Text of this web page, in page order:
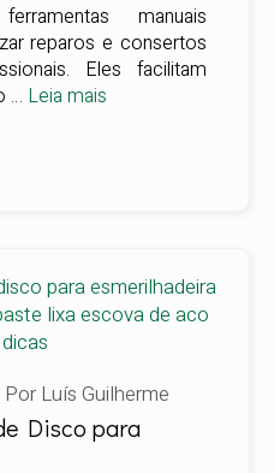
manuais
reparos e consertos
Eles facilitam
… Leia mais
Disco para
Por Luís Guilherme